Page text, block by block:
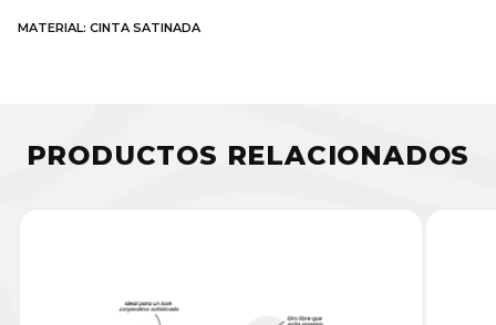
MATERIAL: CINTA SATINADA
PRODUCTOS RELACIONADOS